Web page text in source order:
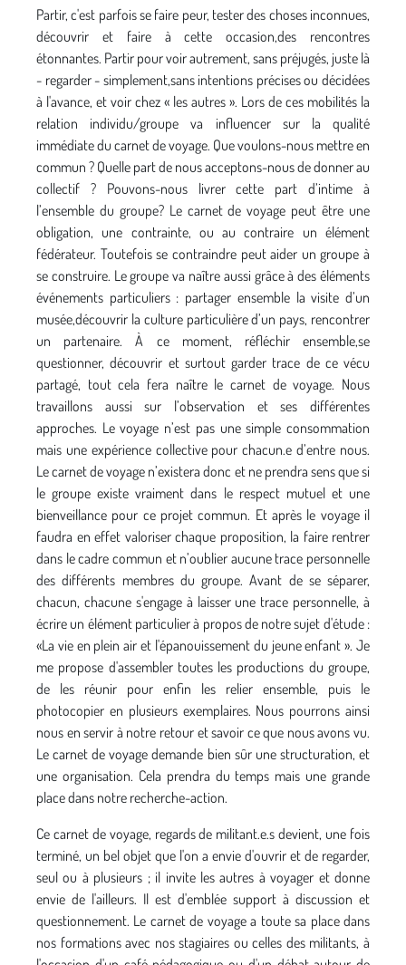
Partir, c'est parfois se faire peur, tester des choses inconnues,
découvrir et faire à cette occasion,des rencontres
étonnantes. Partir pour voir autrement, sans préjugés, juste là
- regarder - simplement,sans intentions précises ou décidées
à l'avance, et voir chez « les autres ». Lors de ces mobilités la
relation individu/groupe va influencer sur la qualité
immédiate du carnet de voyage. Que voulons-nous mettre en
commun ? Quelle part de nous acceptons-nous de donner au
collectif ? Pouvons-nous livrer cette part d’intime à
l’ensemble du groupe? Le carnet de voyage peut être une
obligation, une contrainte, ou au contraire un élément
fédérateur. Toutefois se contraindre peut aider un groupe à
se construire. Le groupe va naître aussi grâce à des éléments
événements particuliers : partager ensemble la visite d’un
musée,découvrir la culture particulière d’un pays, rencontrer
un partenaire. À ce moment, réfléchir ensemble,se
questionner, découvrir et surtout garder trace de ce vécu
partagé, tout cela fera naître le carnet de voyage. Nous
travaillons aussi sur l’observation et ses différentes
approches. Le voyage n’est pas une simple consommation
mais une expérience collective pour chacun.e d’entre nous.
Le carnet de voyage n’existera donc et ne prendra sens que si
le groupe existe vraiment dans le respect mutuel et une
bienveillance pour ce projet commun. Et après le voyage il
faudra en effet valoriser chaque proposition, la faire rentrer
dans le cadre commun et n’oublier aucune trace personnelle
des différents membres du groupe. Avant de se séparer,
chacun, chacune s'engage à laisser une trace personnelle, à
écrire un élément particulier à propos de notre sujet d'étude :
«La vie en plein air et l'épanouissement du jeune enfant ». Je
me propose d'assembler toutes les productions du groupe,
de les réunir pour enfin les relier ensemble, puis le
photocopier en plusieurs exemplaires. Nous pourrons ainsi
nous en servir à notre retour et savoir ce que nous avons vu.
Le carnet de voyage demande bien sûr une structuration, et
une organisation. Cela prendra du temps mais une grande
place dans notre recherche-action.
Ce carnet de voyage, regards de militant.e.s devient, une fois
terminé, un bel objet que l'on a envie d'ouvrir et de regarder,
seul ou à plusieurs ; il invite les autres à voyager et donne
envie de l'ailleurs. Il est d'emblée support à discussion et
questionnement. Le carnet de voyage a toute sa place dans
nos formations avec nos stagiaires ou celles des militants, à